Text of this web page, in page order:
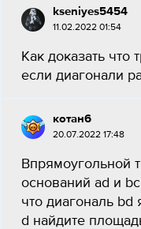
kseniyes5454
11.02.2022 01:54
Как доказать что
если диагонали
котан6
20.07.2022 17:48
Впрямоугольной
оснований ad и
что диагональ bd
d найдите